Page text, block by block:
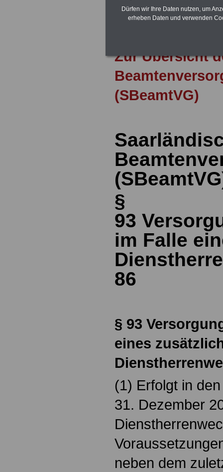
Zur Übersicht
(SBeamtVG)
§
93
im Falle
86
§ 93
eines
(1) Erfolgt in
31. Dezember
neben dem
Dürfen wir Ihre Daten nutzen, um
erheben Daten und verwenden